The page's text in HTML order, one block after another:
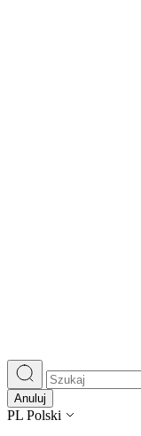
Anuluj
PL Polski